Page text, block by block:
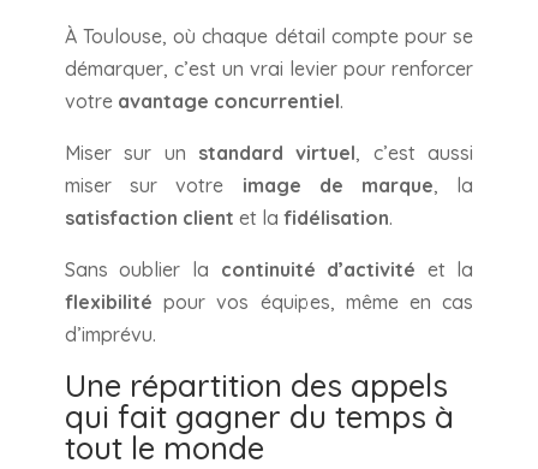
À Toulouse, où chaque détail compte pour se
démarquer, c’est un vrai levier pour renforcer
votre avantage concurrentiel.
Miser sur un standard virtuel, c’est aussi
miser sur votre image de marque, la
satisfaction client et la fidélisation.
Sans oublier la continuité d’activité et la
flexibilité pour vos équipes, même en cas
d’imprévu.
Une répartition des appels
qui fait gagner du temps à
tout le monde